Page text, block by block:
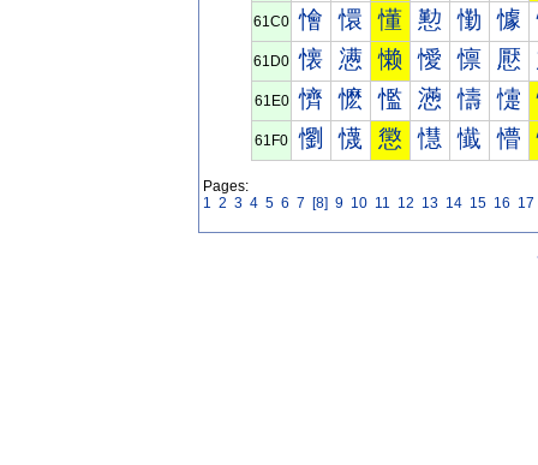
61C0 懀 懁 懂 懃 懄 懅
61D0 懐 懑 懒 懓 懔 懕
61E0 懠 懡 懢 懣 懤 懥
61F0 懰 懱 懲 懳 懴 懵
Pages:
1 2 3 4 5 6 7 [8] 9 10 11 12 13 14 15 16 17